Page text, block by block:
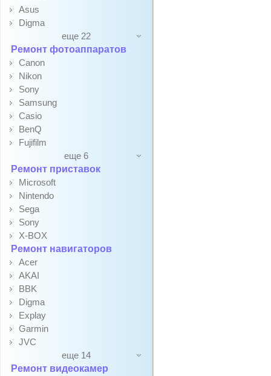
Asus
Digma
еще 22
Ремонт фотоаппаратов
Canon
Nikon
Sony
Samsung
Casio
BenQ
Fujifilm
еще 6
Ремонт приставок
Microsoft
Nintendo
Sega
Sony
X-BOX
Ремонт навигаторов
Acer
AKAI
BBK
Digma
Explay
Garmin
JVC
еще 14
Ремонт видеокамер